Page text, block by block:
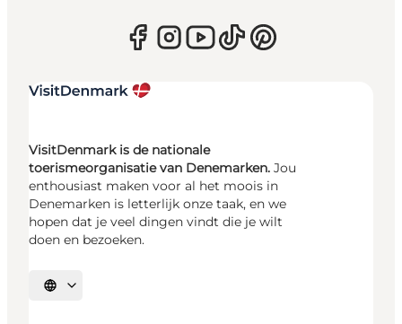
VisitDenmark is de nationale
toerismeorganisatie van Denemarken. Jou
enthousiast maken voor al het moois in
Denemarken is letterlijk onze taak, en we
hopen dat je veel dingen vindt die je wilt
doen en bezoeken.
Selecteer taal